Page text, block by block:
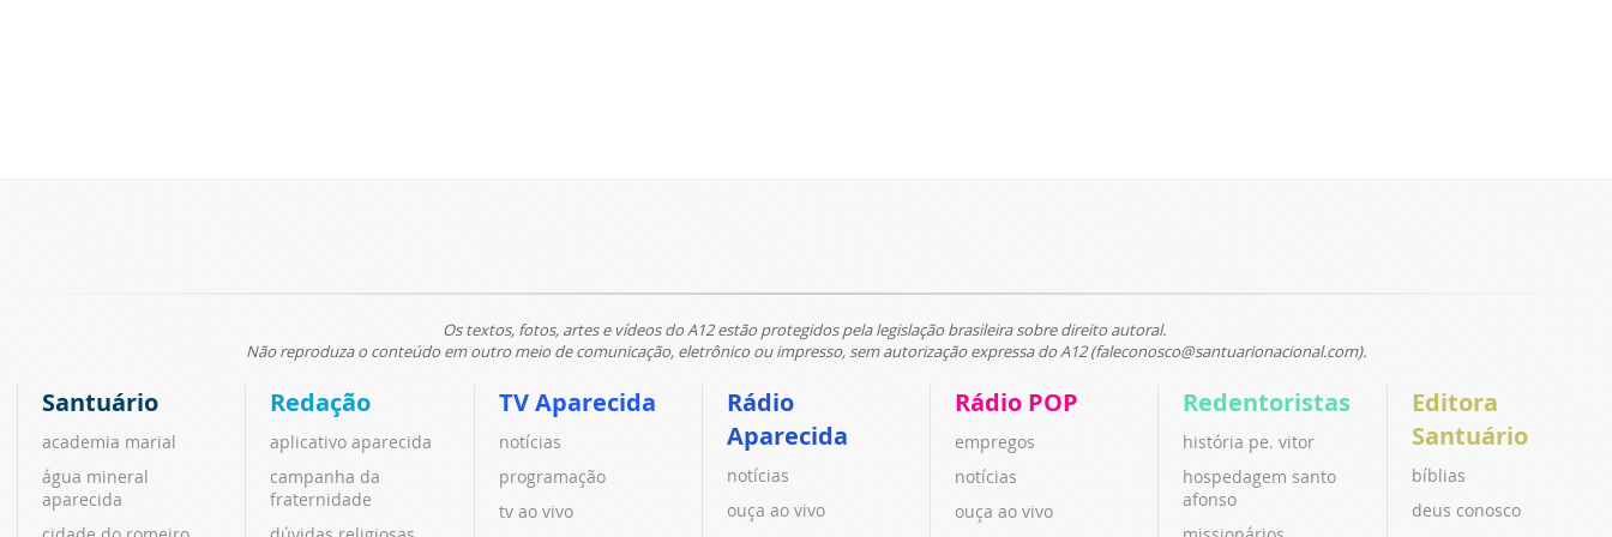
Os textos, fotos, artes e vídeos do A12 estão protegidos pela legislação brasileira sobre direito autoral.
Não reproduza o conteúdo em outro meio de comunicação, eletrônico ou impresso, sem autorização expressa do A12 (faleconosco@santuarionacional.com).
Santuário
academia marial
água mineral
aparecida
Redação
aplicativo aparecida
campanha da
fraternidade
TV Aparecida
notícias
programação
tv ao vivo
Rádio
Aparecida
notícias
ouça ao vivo
Rádio POP
empregos
notícias
ouça ao vivo
Redentoristas
história pe. vitor
hospedagem santo
afonso
Editora
Santuário
bíblias
deus conosco